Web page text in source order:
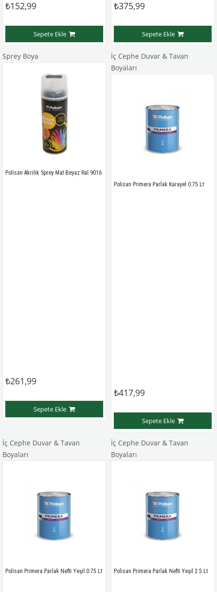
₺152,99
Sepete Ekle
₺375,99
Sepete Ekle
Sprey Boya
Polisan Akrilik Sprey Mat Beyaz Ral 9016
₺261,99
Sepete Ekle
İç Cephe Duvar & Tavan
Boyaları
Polisan Primera Parlak Karayel 0.75 Lt
₺417,99
Sepete Ekle
İç Cephe Duvar & Tavan
Boyaları
Polisan Primera Parlak Nefti Yeşil 0.75 Lt
İç Cephe Duvar & Tavan
Boyaları
Polisan Primera Parlak Nefti Yeşil 2.5 Lt